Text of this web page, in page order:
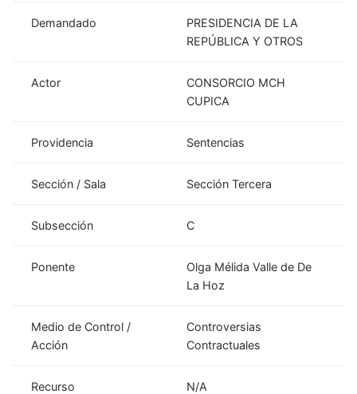
Demandado
PRESIDENCIA DE LA
REPÚBLICA Y OTROS
Actor
CONSORCIO MCH
CUPICA
Providencia Sentencias
Sección / Sala Sección Tercera
Subsección C
Ponente
Olga Mélida Valle de De
La Hoz
Medio de Control /
Acción
Controversias
Contractuales
Recurso N/A